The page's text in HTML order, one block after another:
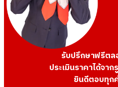
126610LV
ราคารับซื้ออ้างอิง
THB 888,644.46
รับซื้อเมื่อ : กุมภาพันธ์ 2022
สาขา
Donki Mall Thon
glor
นาฬิกาเสีย
ไม่ทราบสา
เสีย
นาฬิกาถ่า
รับปรึกษาฟรีตล
ประเมินราคาได้จา
ยินดีตอบทุก